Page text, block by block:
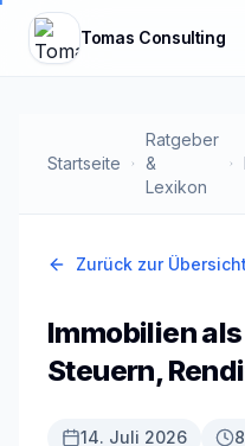
Tomas Consulting
Startseite
Ratgeber
&
Lexikon
Zurück zur Übersicht
Immobilien
Steuern,
14. Juli 2026